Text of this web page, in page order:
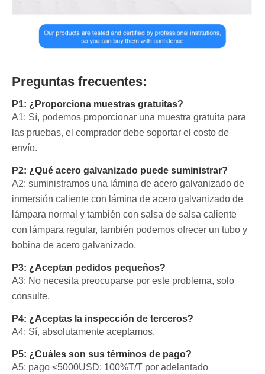
Preguntas frecuentes:
P1: ¿Proporciona muestras gratuitas?
A1: Sí, podemos proporcionar una muestra gratuita para
las pruebas, el comprador debe soportar el costo de
envío.
P2: ¿Qué acero galvanizado puede suministrar?
A2: suministramos una lámina de acero galvanizado de
inmersión caliente con lámina de acero galvanizado de
lámpara normal y también con salsa de salsa caliente
con lámpara regular, también podemos ofrecer un tubo y
bobina de acero galvanizado.
P3: ¿Aceptan pedidos pequeños?
A3: No necesita preocuparse por este problema, solo
consulte.
P4: ¿Aceptas la inspección de terceros?
A4: Sí, absolutamente aceptamos.
P5: ¿Cuáles son sus términos de pago?
A5: pago ≤5000USD: 100%T/T por adelantado